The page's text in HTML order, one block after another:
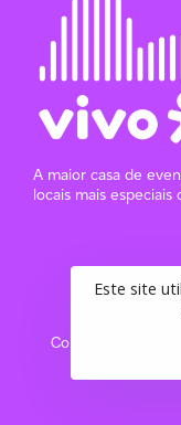
A maior casa de
locais mais especiais
Copyright © 2025
Este site